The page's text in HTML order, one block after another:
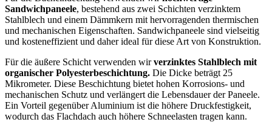
Sandwichpaneele, bestehend aus zwei Schichten verzinktem
Stahlblech und einem Dämmkern mit hervorragenden thermischen
und mechanischen Eigenschaften. Sandwichpaneele sind vielseitig
und kosteneffizient und daher ideal für diese Art von Konstruktion.
Für die äußere Schicht verwenden wirverzinktes Stahlblech mit
organischer Polyesterbeschichtung. Die Dicke beträgt 25
Mikrometer. Diese Beschichtung bietet hohen Korrosions- und
mechanischen Schutz und verlängert die Lebensdauer der Paneele.
Ein Vorteil gegenüber Aluminium ist die höhere Druckfestigkeit,
wodurch das Flachdach auch höhere Schneelasten tragen kann.